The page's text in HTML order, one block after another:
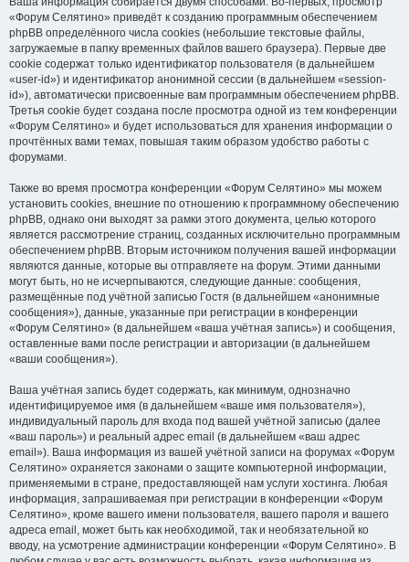
«Форум Селятино» приведёт к созданию программным обеспечением
phpBB определённого числа cookies (небольшие текстовые файлы,
загружаемые в папку временных файлов вашего браузера). Первые две
cookie содержат только идентификатор пользователя (в дальнейшем
«user-id») и идентификатор анонимной сессии (в дальнейшем «session-
id»), автоматически присвоенные вам программным обеспечением phpBB.
Третья cookie будет создана после просмотра одной из тем конференции
«Форум Селятино» и будет использоваться для хранения информации о
прочтённых вами темах, повышая таким образом удобство работы с
форумами.
Также во время просмотра конференции «Форум Селятино» мы можем
установить cookies, внешние по отношению к программному обеспечению
phpBB, однако они выходят за рамки этого документа, целью которого
является рассмотрение страниц, созданных исключительно программным
обеспечением phpBB. Вторым источником получения вашей информации
являются данные, которые вы отправляете на форум. Этими данными
могут быть, но не исчерпываются, следующие данные: сообщения,
размещённые под учётной записью Гостя (в дальнейшем «анонимные
сообщения»), данные, указанные при регистрации в конференции
«Форум Селятино» (в дальнейшем «ваша учётная запись») и сообщения,
оставленные вами после регистрации и авторизации (в дальнейшем
«ваши сообщения»).
Ваша учётная запись будет содержать, как минимум, однозначно
идентифицируемое имя (в дальнейшем «ваше имя пользователя»),
индивидуальный пароль для входа под вашей учётной записью (далее
«ваш пароль») и реальный адрес email (в дальнейшем «ваш адрес
email»). Ваша информация из вашей учётной записи на форумах «Форум
Селятино» охраняется законами о защите компьютерной информации,
применяемыми в стране, предоставляющей нам услуги хостинга. Любая
информация, запрашиваемая при регистрации в конференции «Форум
Селятино», кроме вашего имени пользователя, вашего пароля и вашего
адреса email, может быть как необходимой, так и необязательной ко
вводу, на усмотрение администрации конференции «Форум Селятино». В